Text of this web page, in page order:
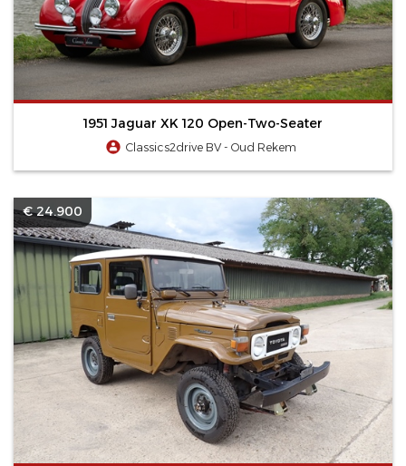
1951 Jaguar XK 120 Open-Two-Seater
Classics2drive BV - Oud Rekem
€ 24.900